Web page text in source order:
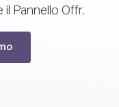
Pannello Offr.